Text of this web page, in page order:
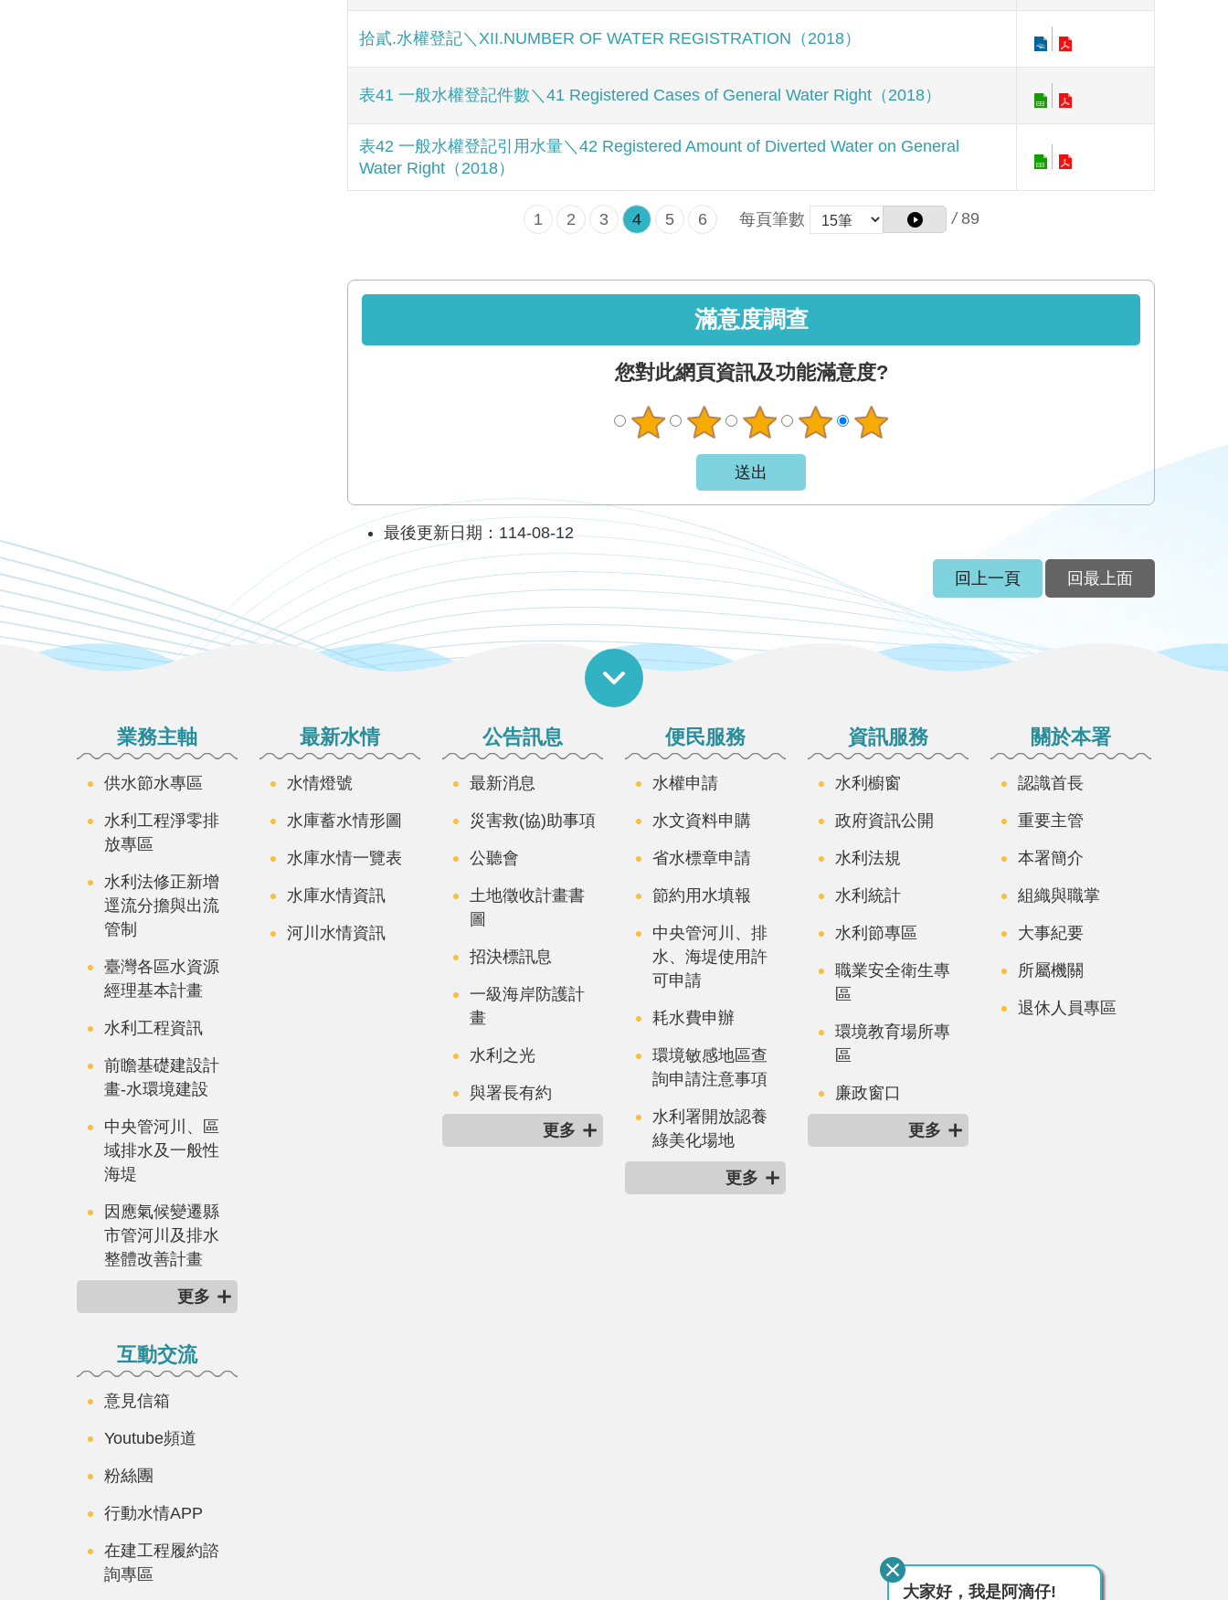
拾貳.水權登記＼XII.NUMBER OF WATER REGISTRATION（2018）
表41 一般水權登記件數＼41 Registered Cases of General Water Right（2018）
表42 一般水權登記引用水量＼42 Registered Amount of Diverted Water on General
Water Right（2018）
1 2 3 4 5 6 每頁筆數 / 89
滿意度調查
您對此網頁資訊及功能滿意度?
最後更新日期：114-08-12
回上一頁 回最上面
業務主軸
供水節水專區
水利工程淨零排
放專區
水利法修正新增
逕流分擔與出流
管制
臺灣各區水資源
經理基本計畫
水利工程資訊
前瞻基礎建設計
畫-水環境建設
中央管河川、區
域排水及一般性
海堤
因應氣候變遷縣
市管河川及排水
整體改善計畫
更多
最新水情
水情燈號
水庫蓄水情形圖
水庫水情一覽表
水庫水情資訊
河川水情資訊
公告訊息
最新消息
災害救(協)助事項
公聽會
土地徵收計畫書
圖
招決標訊息
一級海岸防護計
畫
水利之光
與署長有約
更多
便民服務
水權申請
水文資料申購
省水標章申請
節約用水填報
中央管河川、排
水、海堤使用許
可申請
耗水費申辦
環境敏感地區查
詢申請注意事項
水利署開放認養
綠美化場地
更多
資訊服務
水利櫥窗
政府資訊公開
水利法規
水利統計
水利節專區
職業安全衛生專
區
環境教育場所專
區
廉政窗口
更多
關於本署
認識首長
重要主管
本署簡介
組織與職掌
大事紀要
所屬機關
退休人員專區
互動交流
意見信箱
Youtube頻道
粉絲團
行動水情APP
在建工程履約諮
詢專區
大家好，我是阿滴仔!